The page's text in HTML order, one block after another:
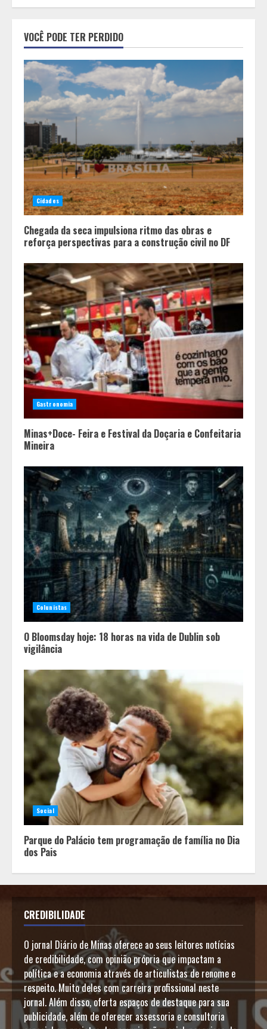
Minas+Doce- Feira e Festival da
Doçaria e Confeitaria Mineira
3
O Bloomsday hoje: 18 horas na vida
de Dublin sob vigilância
Parque do Palácio tem
programação de família no Dia dos
Pais
VOCÊ PODE TER PERDIDO
Cidades
Chegada da seca impulsiona ritmo das obras e
reforça perspectivas para a construção civil no DF
Gastronomia
Minas+Doce- Feira e Festival da Doçaria e Confeitaria
Mineira
Colunistas
O Bloomsday hoje: 18 horas na vida de Dublin sob
vigilância
Social
Parque do Palácio tem programação de família no Dia
dos Pais
CREDIBILIDADE
O jornal Diário de Minas oferece ao seus leitores notícias
de credibilidade, com opinião própria que impactam a
política e a economia através de articulistas de renome e
respeito. Muito deles com carreira profissional neste
jornal. Além disso, oferta espaços de destaque para sua
publicidade, além de oferecer assessoria e consultoria